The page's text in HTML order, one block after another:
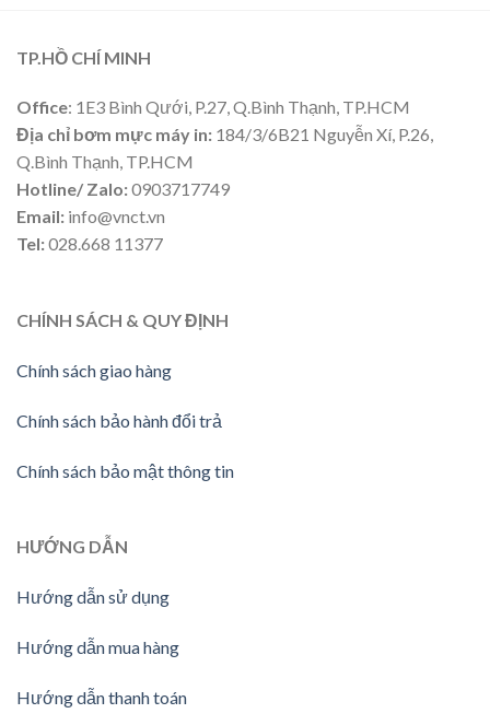
TP.HỒ CHÍ MINH
Office: 1E3 Bình Qưới, P.27, Q.Bình Thạnh, TP.HCM
Địa chỉ bơm mực máy in: 184/3/6B21 Nguyễn Xí, P.26,
Q.Bình Thạnh, TP.HCM
Hotline/ Zalo:0903717749
Email: info@vnct.vn
Tel:028.668 11377
CHÍNH SÁCH & QUY ĐỊNH
Chính sách giao hàng
Chính sách bảo hành đổi trả
Chính sách bảo mật thông tin
HƯỚNG DẪN
Hướng dẫn sử dụng
Hướng dẫn mua hàng
Hướng dẫn thanh toán